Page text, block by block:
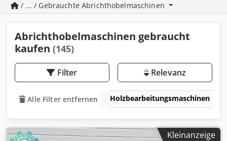
/ ... / Gebrauchte Abrichthobelmaschinen
Abrichthobelmaschinen gebraucht
kaufen (145)
Filter Relevanz
Alle Filter entfernen Holzbearbeitungsmaschinen
Kleinanzeige